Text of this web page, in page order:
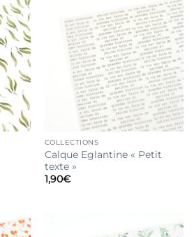
COLLECTIONS
Calque Eglantine « Petit
texte »
1,90€